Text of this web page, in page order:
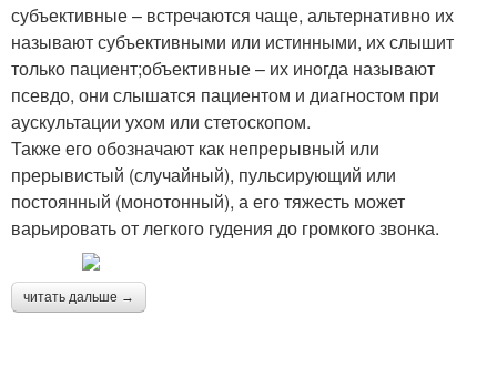
субъективные – встречаются чаще, альтернативно их
называют субъективными или истинными, их слышит
только пациент;объективные – их иногда называют
псевдо, они слышатся пациентом и диагностом при
аускультации ухом или стетоскопом.
Также его обозначают как непрерывный или
прерывистый (случайный), пульсирующий или
постоянный (монотонный), а его тяжесть может
варьировать от легкого гудения до громкого звонка.
читать дальше →